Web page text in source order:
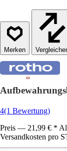
4(1 Bewertung)
Preis — 21,99 € *
Versandkosten pro